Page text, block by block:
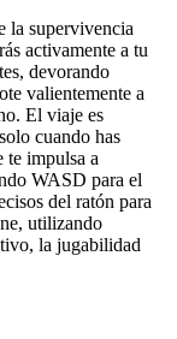
la supervivencia
activamente a tu
devorando
valientemente a
El viaje es
cuando has
te impulsa a
WASD para el
del ratón para
utilizando
la jugabilidad